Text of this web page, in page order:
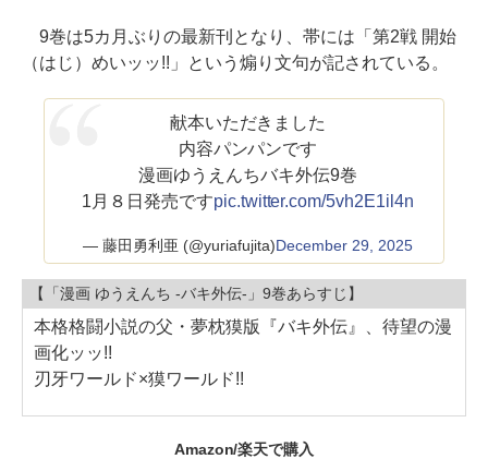
9巻は5カ月ぶりの最新刊となり、帯には「第2戦 開始
（はじ）めいッッ!!」という煽り文句が記されている。
献本いただきました
内容パンパンです
漫画ゆうえんちバキ外伝9巻
1月８日発売ですpic.twitter.com/5vh2E1il4n
— 藤田勇利亜 (@yuriafujita)December 29, 2025
【「漫画 ゆうえんち -バキ外伝-」9巻あらすじ】
本格格闘小説の父・夢枕獏版『バキ外伝』、待望の漫
画化ッッ!!
刃牙ワールド×獏ワールド!!
Amazon/楽天で購入